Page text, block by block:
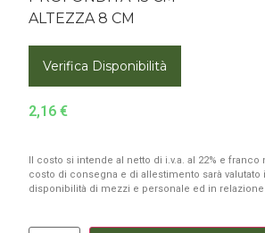
ALTEZZA 8 CM
Verifica Disponibilità
2,16 €
Il costo si intende al netto di i.v.a. al 22% e franco
costo di consegna e di allestimento sarà valutato
disponibilità di mezzi e personale ed in